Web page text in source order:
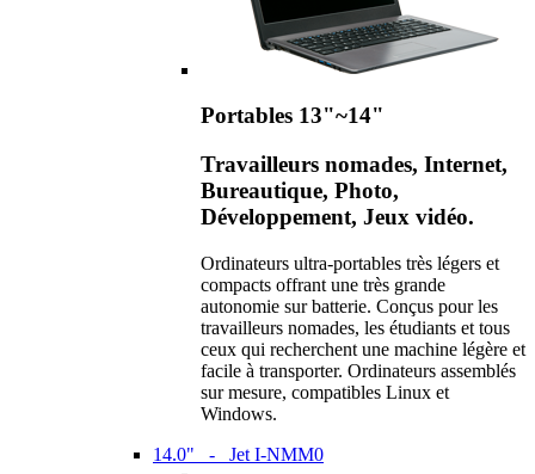
Portables 13"~14"
Travailleurs nomades, Internet,
Bureautique, Photo,
Développement, Jeux vidéo.
Ordinateurs ultra-portables très légers et
compacts offrant une très grande
autonomie sur batterie. Conçus pour les
travailleurs nomades, les étudiants et tous
ceux qui recherchent une machine légère et
facile à transporter. Ordinateurs assemblés
sur mesure, compatibles Linux et
Windows.
14.0" - Jet I-NMM0